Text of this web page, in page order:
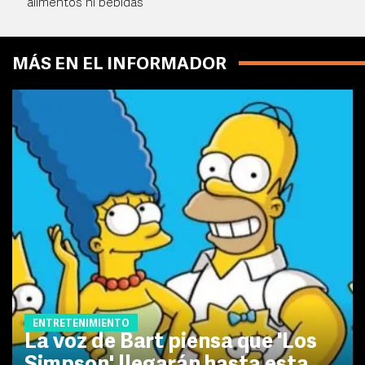
alimentos ni bebidas
MÁS EN EL INFORMADOR
ENTRETENIMIENTO
La voz de Bart piensa que 'Los